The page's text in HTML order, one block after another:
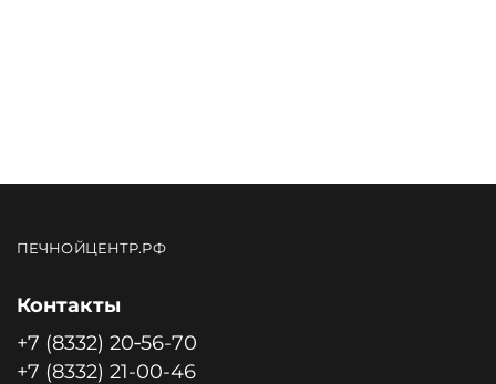
ПЕЧНОЙЦЕНТР.РФ
Контакты
+7 (8332) 20‑56-70
+7 (8332) 21-00-46